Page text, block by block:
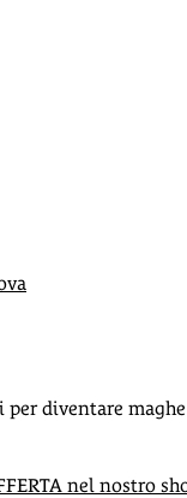
diventare maghe
nel nostro